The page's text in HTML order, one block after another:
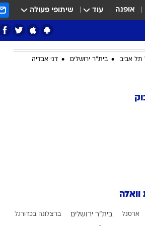
אופנה עוד שיתופי פעולה
תל אביב בית"ר ירושלים דני אבדיה
וואלה
ארסנל בית"ר ירושלים ברצלונה בכדורגל